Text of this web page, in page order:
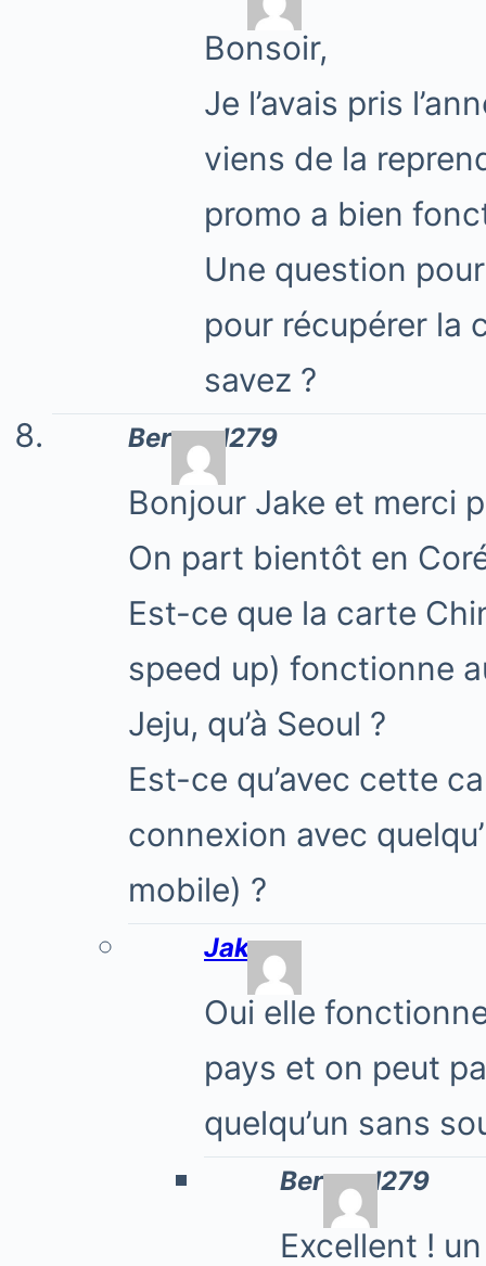
Bonsoir,
Je l’avais pris
viens de la
promo a bien
Une question
pour récupérer la
savez ?
Bernard279
Bonjour Jake et merci
On part bientôt en
Est-ce que la carte
speed up) fonctionne
Jeju, qu’à Seoul ?
Est-ce qu’avec cette
connexion avec
mobile) ?
Jake
Oui elle
pays et on peut
quelqu’un sans
Bernard279
Excellent !